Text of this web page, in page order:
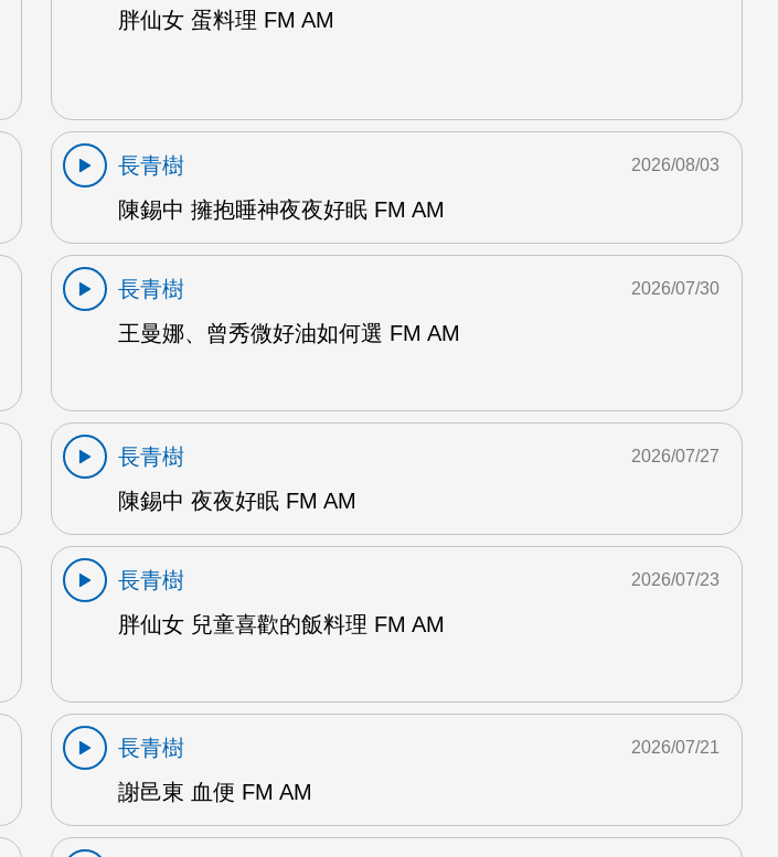
胖仙女 蛋料理 FM AM
長青樹
陳錫中 擁抱睡神夜夜好眠 FM AM
2026/08/03
長青樹
王曼娜、曾秀微好油如何選 FM AM
2026/07/30
長青樹
陳錫中 夜夜好眠 FM AM
2026/07/27
長青樹
胖仙女 兒童喜歡的飯料理 FM AM
2026/07/23
長青樹
謝邑東 血便 FM AM
2026/07/21